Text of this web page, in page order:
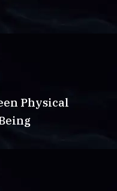
Physical